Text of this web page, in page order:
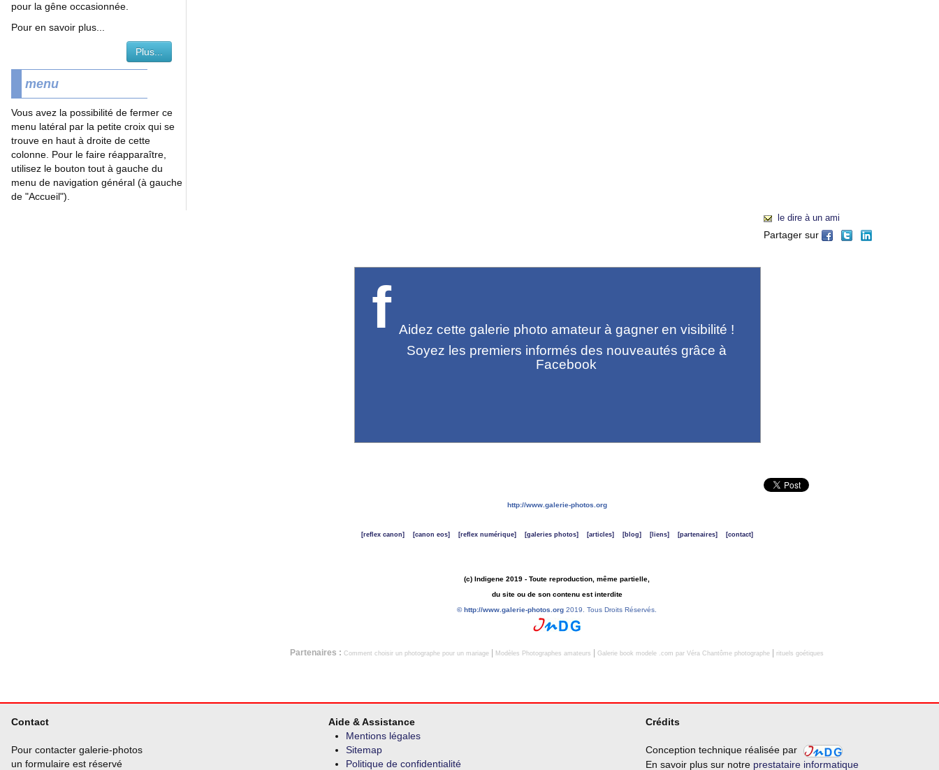
pour la gêne occasionnée.
Pour en savoir plus...
Plus...
menu
Vous avez la possibilité de fermer ce
menu latéral par la petite croix qui se
trouve en haut à droite de cette
colonne. Pour le faire réapparaître,
utilisez le bouton tout à gauche du
menu de navigation général (à gauche
de "Accueil").
le dire à un ami
Partager sur
f Aidez cette galerie photo amateur à gagner en visibilité !
Soyez les premiers informés des nouveautés grâce à
Facebook
http://www.galerie-photos.org
[reflex canon] [canon eos] [reflex numérique] [galeries photos] [articles] [blog] [liens] [partenaires] [contact]
(c) Indigene 2019 - Toute reproduction, même partielle,
du site ou de son contenu est interdite
© http://www.galerie-photos.org 2019. Tous Droits Réservés.
Partenaires : Comment choisir un photographe pour un mariage Modèles Photographes amateurs Galerie book modele .com par Véra Chantôme photographe rituels goétiques
Contact
Pour contacter galerie-photos
un formulaire est réservé
Aide & Assistance
Mentions légales
Sitemap
Politique de confidentialité
Crédits
Conception technique réalisée par
En savoir plus sur notre prestataire informatique